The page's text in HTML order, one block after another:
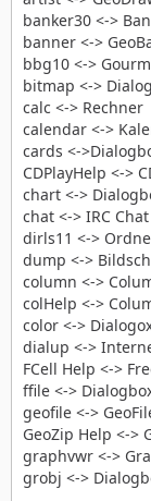
banker30 <->
banner <->
bbg10 <->
bitmap <->
calc <-> Rechner
calendar <->
cards <-
CDPlayHelp <->
chart <->
chat <-> IRC Chat
dirls11 <->
dump <->
column <->
colHelp <->
color <->
dialup <->
FCell Help <->
ffile <->
geofile <->
GeoZip Help <->
graphvwr <->
grobj <->